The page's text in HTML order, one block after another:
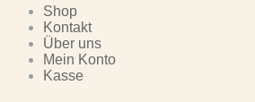
Shop
Kontakt
Über uns
Mein Konto
Kasse